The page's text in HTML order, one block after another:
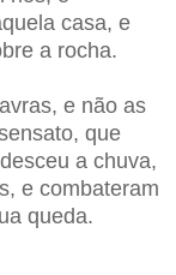
casa, e
a rocha.
e não as
que
a chuva,
e combateram
queda.